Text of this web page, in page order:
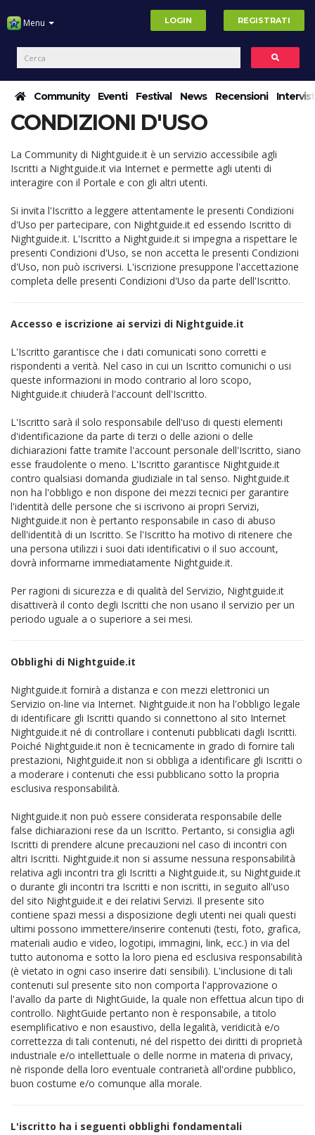
Menu LOGIN REGISTRATI
Community Eventi Festival News Recensioni
CONDIZIONI D'USO
La Community di Nightguide.it è un servizio accessibile agli
Iscritti a Nightguide.it via Internet e permette agli utenti di
interagire con il Portale e con gli altri utenti.
Si invita l'Iscritto a leggere attentamente le presenti Condizioni
d'Uso per partecipare, con Nightguide.it ed essendo Iscritto di
Nightguide.it. L'Iscritto a Nightguide.it si impegna a rispettare le
presenti Condizioni d'Uso, se non accetta le presenti Condizioni
d'Uso, non può iscriversi. L'iscrizione presuppone l'accettazione
completa delle presenti Condizioni d'Uso da parte dell'Iscritto.
Accesso e iscrizione ai servizi di Nightguide.it
L'Iscritto garantisce che i dati comunicati sono corretti e
rispondenti a verità. Nel caso in cui un Iscritto comunichi o usi
queste informazioni in modo contrario al loro scopo,
Nightguide.it chiuderà l'account dell'Iscritto.
L'Iscritto sarà il solo responsabile dell'uso di questi elementi
d'identificazione da parte di terzi o delle azioni o delle
dichiarazioni fatte tramite l'account personale dell'Iscritto, siano
esse fraudolente o meno. L'Iscritto garantisce Nightguide.it
contro qualsiasi domanda giudiziale in tal senso. Nightguide.it
non ha l'obbligo e non dispone dei mezzi tecnici per garantire
l'identità delle persone che si iscrivono ai propri Servizi,
Nightguide.it non è pertanto responsabile in caso di abuso
dell'identità di un Iscritto. Se l'Iscritto ha motivo di ritenere che
una persona utilizzi i suoi dati identificativi o il suo account,
dovrà informarne immediatamente Nightguide.it.
Per ragioni di sicurezza e di qualità del Servizio, Nightguide.it
disattiverà il conto degli Iscritti che non usano il servizio per un
periodo uguale a o superiore a sei mesi.
Obblighi di Nightguide.it
Nightguide.it fornirà a distanza e con mezzi elettronici un
Servizio on-line via Internet. Nightguide.it non ha l'obbligo legale
di identificare gli Iscritti quando si connettono al sito Internet
Nightguide.it né di controllare i contenuti pubblicati dagli Iscritti.
Poiché Nightguide.it non è tecnicamente in grado di fornire tali
prestazioni, Nightguide.it non si obbliga a identificare gli Iscritti o
a moderare i contenuti che essi pubblicano sotto la propria
esclusiva responsabilità.
Nightguide.it non può essere considerata responsabile delle
false dichiarazioni rese da un Iscritto. Pertanto, si consiglia agli
Iscritti di prendere alcune precauzioni nel caso di incontri con
altri Iscritti. Nightguide.it non si assume nessuna responsabilità
relativa agli incontri tra gli Iscritti a Nightguide.it, su Nightguide.it
o durante gli incontri tra Iscritti e non iscritti, in seguito all'uso
del sito Nightguide.it e dei relativi Servizi. Il presente sito
contiene spazi messi a disposizione degli utenti nei quali questi
ultimi possono immettere/inserire contenuti (testi, foto, grafica,
materiali audio e video, logotipi, immagini, link, ecc.) in via del
tutto autonoma e sotto la loro piena ed esclusiva responsabilità
(è vietato in ogni caso inserire dati sensibili). L'inclusione di tali
contenuti sul presente sito non comporta l'approvazione o
l'avallo da parte di NightGuide, la quale non effettua alcun tipo di
controllo. NightGuide pertanto non è responsabile, a titolo
esemplificativo e non esaustivo, della legalità, veridicità e/o
correttezza di tali contenuti, né del rispetto dei diritti di proprietà
industriale e/o intellettuale o delle norme in materia di privacy,
nè risponde della loro eventuale contrarietà all'ordine pubblico,
buon costume e/o comunque alla morale.
L'iscritto ha i seguenti obblighi fondamentali